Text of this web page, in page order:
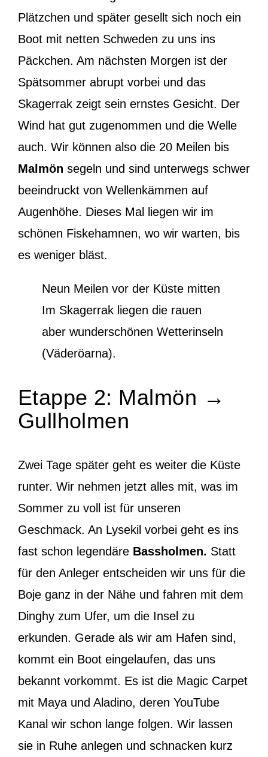
Plätzchen und später gesellt sich noch ein
Boot mit netten Schweden zu uns ins
Päckchen. Am nächsten Morgen ist der
Spätsommer abrupt vorbei und das
Skagerrak zeigt sein ernstes Gesicht. Der
Wind hat gut zugenommen und die Welle
auch. Wir können also die 20 Meilen bis
Malmön segeln und sind unterwegs schwer
beeindruckt von Wellenkämmen auf
Augenhöhe. Dieses Mal liegen wir im
schönen Fiskehamnen, wo wir warten, bis
es weniger bläst.
Neun Meilen vor der Küste mitten
Im Skagerrak liegen die rauen
aber wunderschönen Wetterinseln
(Väderöarna).
Etappe 2: Malmön →
Gullholmen
Zwei Tage später geht es weiter die Küste
runter. Wir nehmen jetzt alles mit, was im
Sommer zu voll ist für unseren
Geschmack. An Lysekil vorbei geht es ins
fast schon legendäre Bassholmen. Statt
für den Anleger entscheiden wir uns für die
Boje ganz in der Nähe und fahren mit dem
Dinghy zum Ufer, um die Insel zu
erkunden. Gerade als wir am Hafen sind,
kommt ein Boot eingelaufen, das uns
bekannt vorkommt. Es ist die Magic Carpet
mit Maya und Aladino, deren YouTube
Kanal wir schon lange folgen. Wir lassen
sie in Ruhe anlegen und schnacken kurz